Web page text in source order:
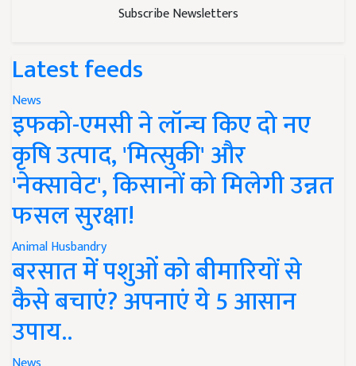
Subscribe Newsletters
Latest feeds
News
इफको-एमसी ने लॉन्च किए दो नए
कृषि उत्पाद, 'मित्सुकी' और
'नेक्सावेट', किसानों को मिलेगी उन्नत
फसल सुरक्षा!
Animal Husbandry
बरसात में पशुओं को बीमारियों से
कैसे बचाएं? अपनाएं ये 5 आसान
उपाय..